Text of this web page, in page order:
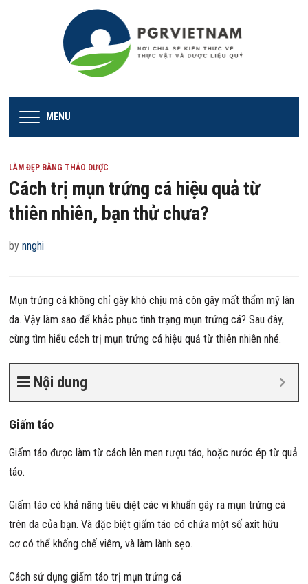
MENU
LÀM ĐẸP BẰNG THẢO DƯỢC
Cách trị mụn trứng cá hiệu quả từ
thiên nhiên, bạn thử chưa?
bynnghi
Mụn trứng cá không chỉ gây khó chịu mà còn gây mất thẩm mỹ làn
da. Vậy làm sao để khắc phục tình trạng mụn trứng cá? Sau đây,
cùng tìm hiểu cách trị mụn trứng cá hiệu quả từ thiên nhiên nhé.
Nội dung
Giấm táo
Giấm táo được làm từ cách lên men rượu táo, hoặc nước ép từ quả
táo.
Giấm táo có khả năng tiêu diệt các vi khuẩn gây ra mụn trứng cá
trên da của bạn. Và đặc biệt giấm táo có chứa một số axit hữu
cơ có thể khống chế viêm, và làm lành sẹo.
Cách sử dụng giấm táo trị mụn trứng cá